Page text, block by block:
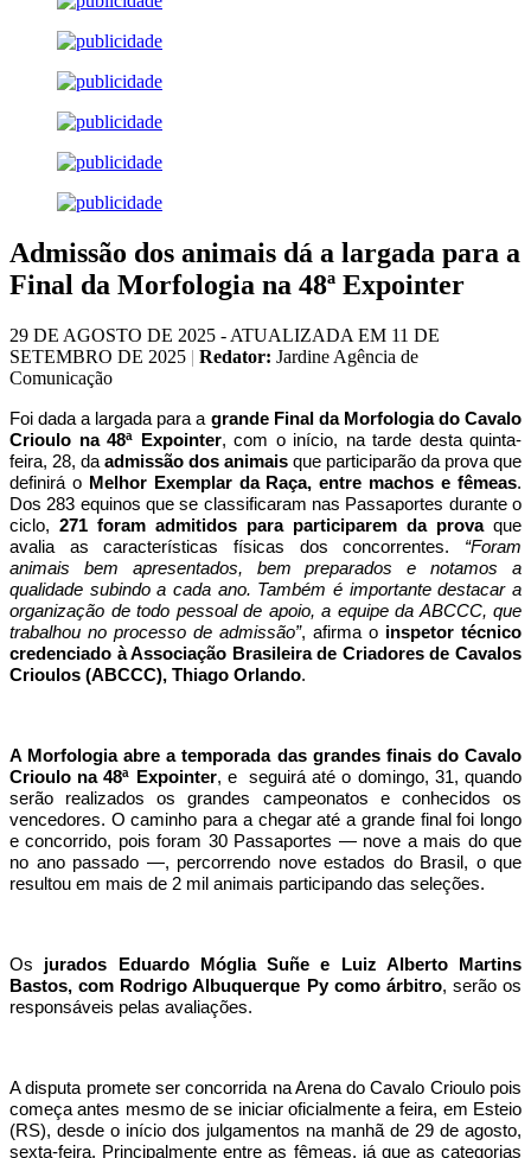
Admissão dos animais dá a largada para a
Final da Morfologia na 48ª Expointer
29 DE AGOSTO DE 2025 - ATUALIZADA EM 11 DE
SETEMBRO DE 2025 | Redator: Jardine Agência de
Comunicação
Foi dada a largada para a grande Final da Morfologia do Cavalo
Crioulo na 48ª Expointer, com o início, na tarde desta quinta-
feira, 28, daadmissão dos animais que participarão da prova que
definirá o Melhor Exemplar da Raça, entre machos e fêmeas.
Dos 283 equinos que se classificaram nas Passaportes durante o
ciclo, 271 foram admitidos para participarem da prova que
avalia as características físicas dos concorrentes. “Foram
animais bem apresentados, bem preparados e notamos a
qualidade subindo a cada ano. Também é importante destacar a
organização de todo pessoal de apoio, a equipe da ABCCC, que
trabalhou no processo de admissão”, afirma o inspetor técnico
credenciado à Associação Brasileira de Criadores de Cavalos
Crioulos (ABCCC), Thiago Orlando.
A Morfologia abre a temporada das grandes finais do Cavalo
Crioulo na 48ª Expointer, e seguirá até o domingo, 31, quando
serão realizados os grandes campeonatos e conhecidos os
vencedores. O caminho para a chegar até a grande final foi longo
e concorrido, pois foram 30 Passaportes — nove a mais do que
no ano passado —, percorrendo nove estados do Brasil, o que
resultou em mais de 2 mil animais participando das seleções.
Os jurados Eduardo Móglia Suñe e Luiz Alberto Martins
Bastos, com Rodrigo Albuquerque Py como árbitro, serão os
responsáveis pelas avaliações.
A disputa promete ser concorrida na Arena do Cavalo Crioulo pois
começa antes mesmo de se iniciar oficialmente a feira, em Esteio
(RS), desde o início dos julgamentos na manhã de 29 de agosto,
sexta-feira. Principalmente entre as fêmeas, já que as categorias